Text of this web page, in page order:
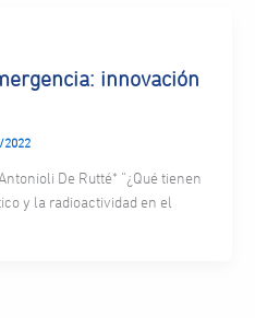
innovación
2022
De Rutté* “¿Qué tienen
y la radioactividad en el